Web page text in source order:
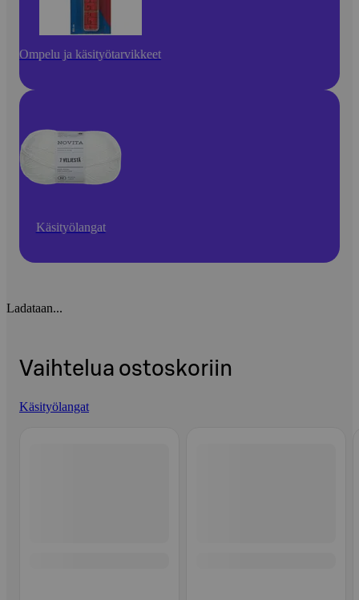
Ompelu ja käsityötarvikkeet
Käsityölangat
Ladataan...
Vaihtelua ostoskoriin
Käsityölangat